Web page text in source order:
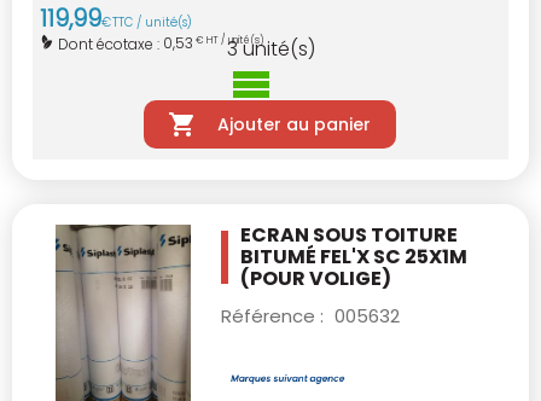
119,99€TTC / unité(s)
Dont écotaxe : 0,53 € HT / unité(s)
3unité(s)
Ajouter au panier
ECRAN SOUS TOITURE
BITUMÉ FEL'X SC 25X1M
(POUR VOLIGE)
Référence : 005632